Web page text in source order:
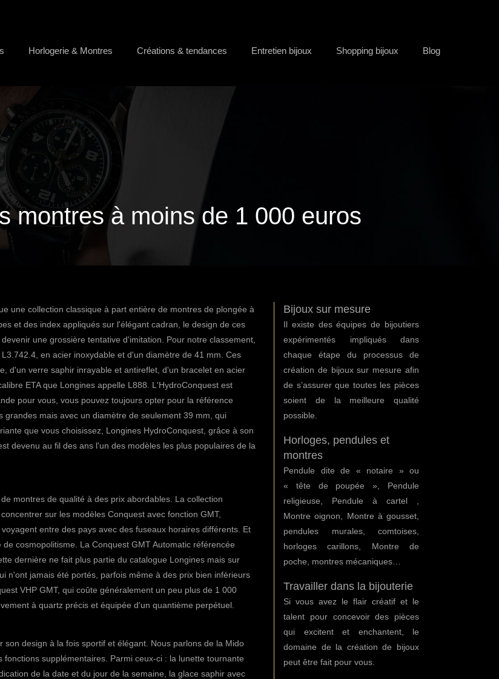
Horlogerie & Montres Créations & tendances Entretien bijoux Shopping bijoux Blog
montres à moins de 1 000 euros
une collection classique à part entière de montres de plongée à
et des index appliqués sur l'élégant cadran, le design de ces
une grossière tentative d'imitation.
Pour notre classement,
en acier inoxydable et d'un diamètre de 41 mm. Ces
d'un verre saphir inrayable et antireflet, d'un bracelet en acier
ETAque Longines appelle L888. L'HydroConquest est
pour vous, vous pouvez toujours opter pour la référence
mais avec un diamètre de seulement 39 mm, qui
que vous choisissez, Longines HydroConquest, grâce à son
devenu au fil des ans l'un des modèles les plus populaires de la
montres de qualité à des prix abordables. La collection
sur les modèles Conquest avec fonction GMT,
entre des pays avec des fuseaux horaires différents. Et
cosmopolitisme.
La Conquest GMT Automatic référencée
dernière ne fait plus partie du catalogue Longines mais sur
n'ont jamais été portés, parfois même à des prix bien inférieurs
VHP GMT, qui coûte généralement un peu plus de 1 000
à quartz précis et équipée d'un quantième perpétuel.
design à la fois sportif et élégant. Nous parlons de la Mido
supplémentaires. Parmi ceux-ci : la lunette tournante
de la date et du jour de la semaine, la glace saphir avec
Bijoux sur mesure
Il existe des équipes de bijoutiers
expérimentés impliqués dans
chaque étape du processus de
création de bijoux sur mesure afin
de s’assurer que toutes les pièces
soient de la meilleure qualité
possible.
Horloges, pendules et
montres
Pendule dite de « notaire » ou
« tête de poupée », Pendule
religieuse, Pendule à cartel ,
Montre oignon, Montre à gousset,
pendules murales, comtoises,
horloges carillons, Montre de
poche, montres mécaniques…
Travailler dans la bijouterie
Si vous avez le flair créatif et le
talent pour concevoir des pièces
qui excitent et enchantent, le
domaine de la création de bijoux
peut être fait pour vous.